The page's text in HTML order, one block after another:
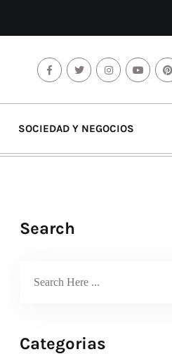
SOCIEDAD Y NEGOCIOS
Search
Categorias